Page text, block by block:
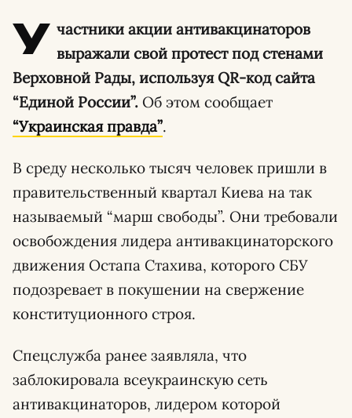
У частники акции антивакцинаторов
выражали свой протест под стенами
Верховной Рады, используя QR-код сайта
“Единой России”. Об этом сообщает
“Украинская правда”.
В среду несколько тысяч человек пришли в
правительственный квартал Киева на так
называемый “марш свободы”. Они требовали
освобождения лидера антивакцинаторского
движения Остапа Стахива, которого СБУ
подозревает в покушении на свержение
конституционного строя.
Спецслужба ранее заявляла, что
заблокировала всеукраинскую сеть
антивакцинаторов, лидером которой